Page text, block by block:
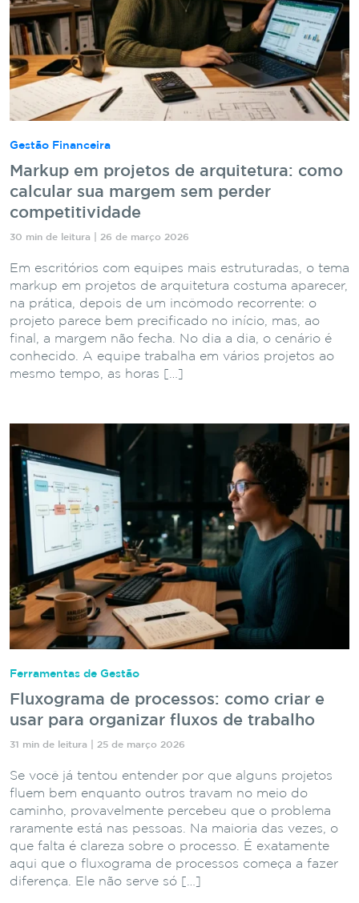
Gestão Financeira
Markup em projetos de arquitetura: como
calcular sua margem sem perder
competitividade
30 min de leitura | 26 de março 2026
Em escritórios com equipes mais estruturadas, o tema
markup em projetos de arquitetura costuma aparecer,
na prática, depois de um incômodo recorrente: o
projeto parece bem precificado no início, mas, ao
final, a margem não fecha. No dia a dia, o cenário é
conhecido. A equipe trabalha em vários projetos ao
mesmo tempo, as horas […]
Ferramentas de Gestão
Fluxograma de processos: como criar e
usar para organizar fluxos de trabalho
31 min de leitura | 25 de março 2026
Se você já tentou entender por que alguns projetos
fluem bem enquanto outros travam no meio do
caminho, provavelmente percebeu que o problema
raramente está nas pessoas. Na maioria das vezes, o
que falta é clareza sobre o processo. É exatamente
aqui que o fluxograma de processos começa a fazer
diferença. Ele não serve só […]